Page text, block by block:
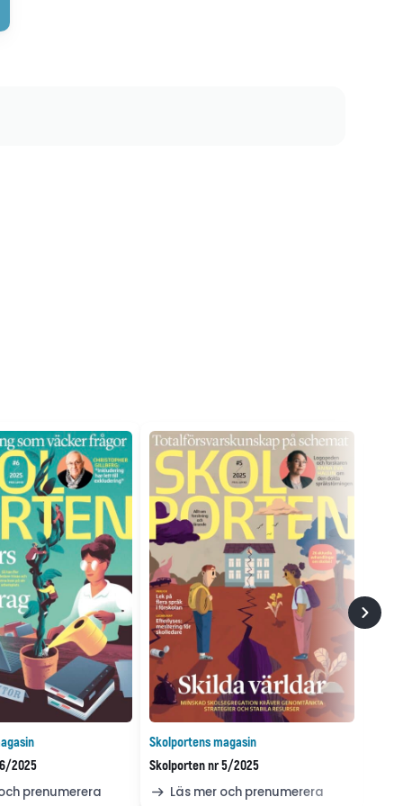
2025
prenumerera
Skolportens magasin
Skolporten nr 5/2025
Läs mer och prenumerera